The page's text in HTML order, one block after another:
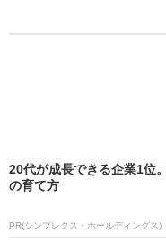
20代が成長できる企業1位
の育て方
PR(シンプレクス・ホールディングス)